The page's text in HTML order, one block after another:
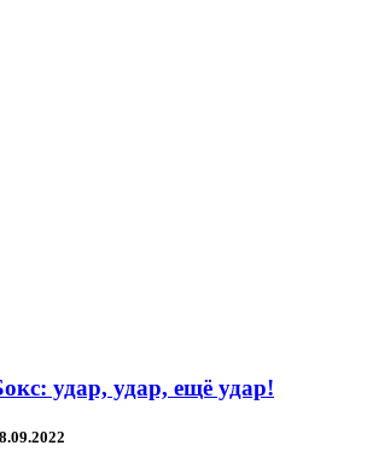
удар, удар, ещё удар!